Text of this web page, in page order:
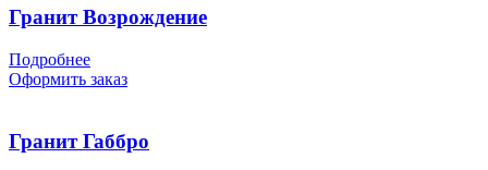
Гранит Возрождение
Подробнее
Оформить заказ
Гранит Габбро